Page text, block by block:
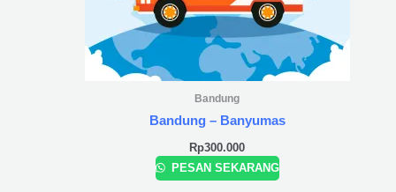
Bandung
Bandung – Banyumas
Rp300.000
PESAN SEKARANG